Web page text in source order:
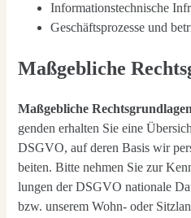
Infor­ma­ti­ons­tech­ni­sche
Geschäfts­pro­zes­se und
Maßgebliche
Maß­geb­li­che
gen­den erhal­ten Sie eine
DSGVO, auf deren Basis wir
bei­ten. Bit­te neh­men Sie zur
lun­gen der DSGVO natio­na­le
bzw. unse­rem Wohn- oder